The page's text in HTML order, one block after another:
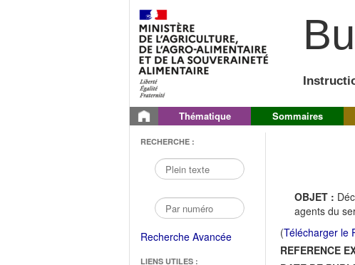
Thématique Sommaires
RECHERCHE :
Recherche Avancée
LIENS UTILES :
OBJET :
agents du
(Télécharger le
REFERENCE